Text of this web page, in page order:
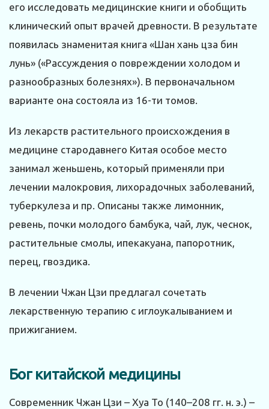
его исследовать медицинские книги и обобщить
клинический опыт врачей древности. В результате
появилась знаменитая книга «Шан хань цза бин
лунь» («Рассуждения о повреждении холодом и
разнообразных болезнях»). В первоначальном
варианте она состояла из 16-ти томов.
Из лекарств растительного происхождения в
медицине стародавнего Китая особое место
занимал женьшень, который применяли при
лечении малокровия, лихорадочных заболеваний,
туберкулеза и пр. Описаны также лимонник,
ревень, почки молодого бамбука, чай, лук, чеснок,
растительные смолы, ипекакуана, папоротник,
перец, гвоздика.
В лечении Чжан Цзи предлагал сочетать
лекарственную терапию с иглоукалыванием и
прижиганием.
Бог китайской медицины
Современник Чжан Цзи – Хуа То (140–208 гг. н. э.) –